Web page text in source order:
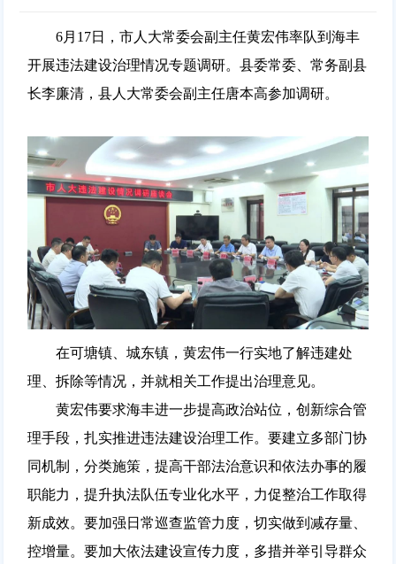
6月17日，市人大常委会副主任黄宏伟率队到海丰
开展违法建设治理情况专题调研。县委常委、常务副县
长李廉清，县人大常委会副主任唐本高参加调研。
在可塘镇、城东镇，黄宏伟一行实地了解违建处
理、拆除等情况，并就相关工作提出治理意见。
黄宏伟要求海丰进一步提高政治站位，创新综合管
理手段，扎实推进违法建设治理工作。要建立多部门协
同机制，分类施策，提高干部法治意识和依法办事的履
职能力，提升执法队伍专业化水平，力促整治工作取得
新成效。要加强日常巡查监管力度，切实做到减存量、
控增量。要加大依法建设宣传力度，多措并举引导群众